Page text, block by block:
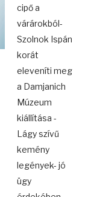
cipő a
várárokból-
Szolnok Ispán
korát
eleveníti meg
a Damjanich
Múzeum
kiállítása -
Lágy szívű
kemény
legények- jó
ügy